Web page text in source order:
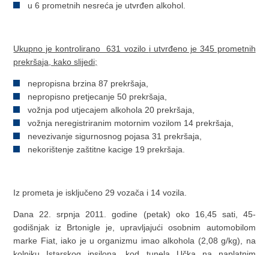
u 6 prometnih nesreća je utvrđen alkohol.
Ukupno je kontrolirano 631 vozilo i utvrđeno je 345 prometnih
prekršaja, kako slijedi;
nepropisna brzina 87 prekršaja,
nepropisno pretjecanje 50 prekršaja,
vožnja pod utjecajem alkohola 20 prekršaja,
vožnja neregistriranim motornim vozilom 14 prekršaja,
nevezivanje sigurnosnog pojasa 31 prekršaja,
nekorištenje zaštitne kacige 19 prekršaja.
Iz prometa je isključeno 29 vozača i 14 vozila.
Dana 22. srpnja 2011. godine (petak) oko 16,45 sati, 45-
godišnjak iz Brtonigle je, upravljajući osobnim automobilom
marke Fiat, iako je u organizmu imao alkohola (2,08 g/kg), na